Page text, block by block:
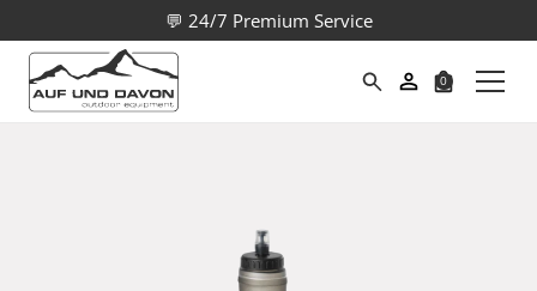
💬 24/7 Premium Service
0